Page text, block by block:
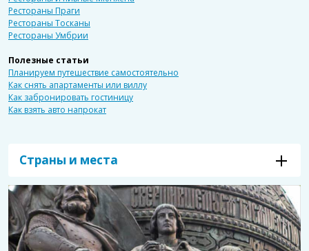
Рестораны Праги
Рестораны Тосканы
Рестораны Умбрии
Полезные статьи
Планируем путешествие самостоятельно
Как снять апартаменты или виллу
Как забронировать гостиницу
Как взять авто напрокат
Страны и места